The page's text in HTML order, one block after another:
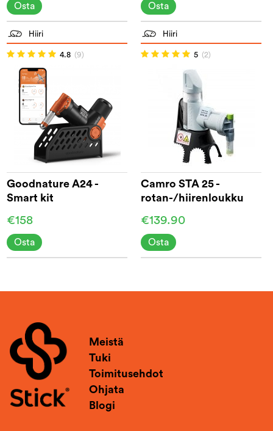
Osta Osta
Hiiri
4.8 (9)
Goodnature A24 -
Smart kit
€158
Osta
Hiiri
5 (2)
Camro STA 25 -
rotan-/hiirenloukku
€139.90
Osta
Meistä
Tuki
Toimitusehdot
Ohjata
Blogi